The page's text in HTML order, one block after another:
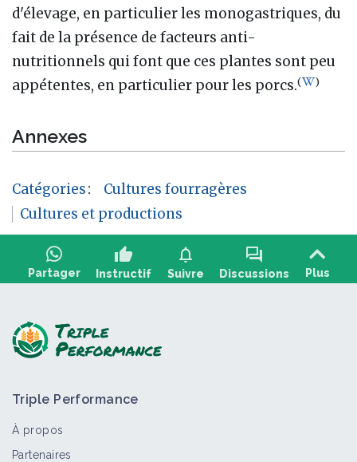
d'élevage, en particulier les monogastriques, du
fait de la présence de facteurs anti-
nutritionnels qui font que ces plantes sont peu
appétentes, en particulier pour les porcs.( )
Annexes
Catégories:
Cultures fourragères
Cultures et productions
Partager
thumb_up
Instructif
notifications
Suivre
forum
Discussions Plus
Triple Performance
À propos
Partenaires